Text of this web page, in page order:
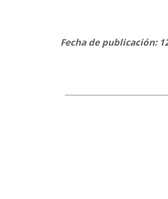
Fecha de publicación: